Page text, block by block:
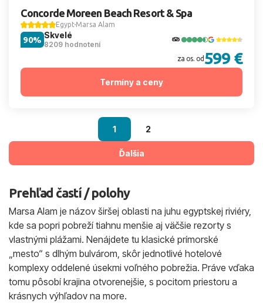
Concorde Moreen Beach Resort & Spa
Egypt Marsa Alam
Skvelé
8209 hodnotení
90%
za os. od 599 €
Termíny a ceny
1 2
Ďalšia
Prehľad častí / polohy
Marsa Alam je názov širšej oblasti na juhu egyptskej riviéry,
kde sa popri pobreží tiahnu menšie aj väčšie rezorty s
vlastnými plážami. Nenájdete tu klasické prímorské
„mesto“ s dlhým bulvárom, skôr jednotlivé hotelové
komplexy oddelené úsekmi voľného pobrežia. Práve vďaka
tomu pôsobí krajina otvorenejšie, s pocitom priestoru a
krásnych výhľadov na more.